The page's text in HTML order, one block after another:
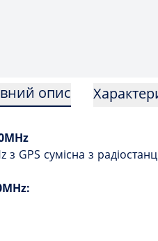
опис
сумісна з